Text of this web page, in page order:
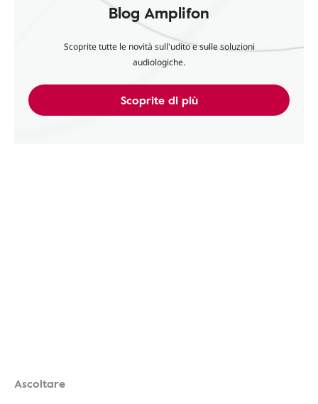
Blog Amplifon
Scoprite tutte le novità sull'udito e sulle soluzioni
audiologiche.
Scoprite di più
Ascoltare